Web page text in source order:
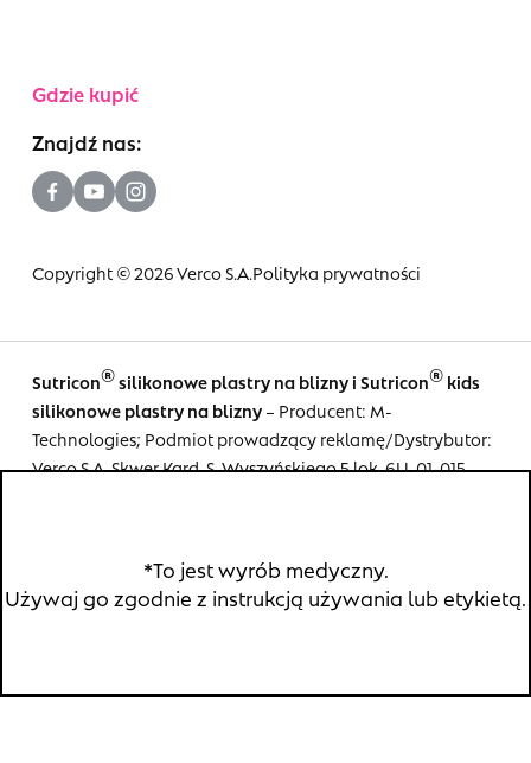
Gdzie kupić
Znajdź nas:
Copyright © 2026 Verco S.A.Polityka prywatności
Sutricon®silikonowe plastry na blizny i Sutricon®kids
silikonowe plastry na blizny– Producent: M-
Technologies; Podmiot prowadzący reklamę/Dystrybutor:
Verco S.A. Skwer Kard. S. Wyszyńskiego 5 lok. 6U, 01-015
*To jest wyrób medyczny.
Używaj go zgodnie z instrukcją używania lub etykietą.